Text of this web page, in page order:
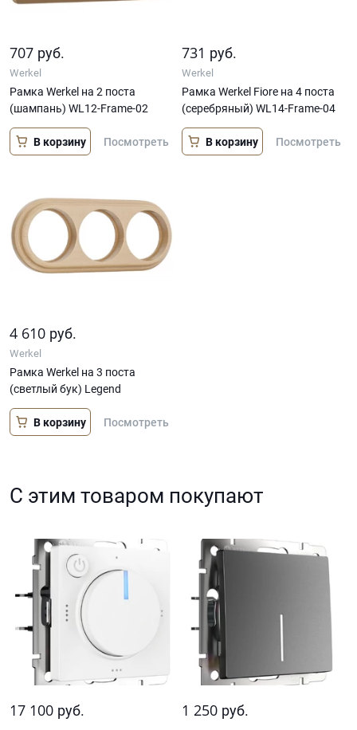
707 руб.
Werkel
Рамка Werkel на 2 поста
(шампань) WL12-Frame-02
В корзину Посмотреть
731 руб.
Werkel
Рамка Werkel Fiore на 4 поста
(серебряный) WL14-Frame-04
В корзину Посмотреть
4 610 руб.
Werkel
Рамка Werkel на 3 поста
(светлый бук) Legend
В корзину Посмотреть
С этим товаром покупают
17 100 руб. 1 250 руб.